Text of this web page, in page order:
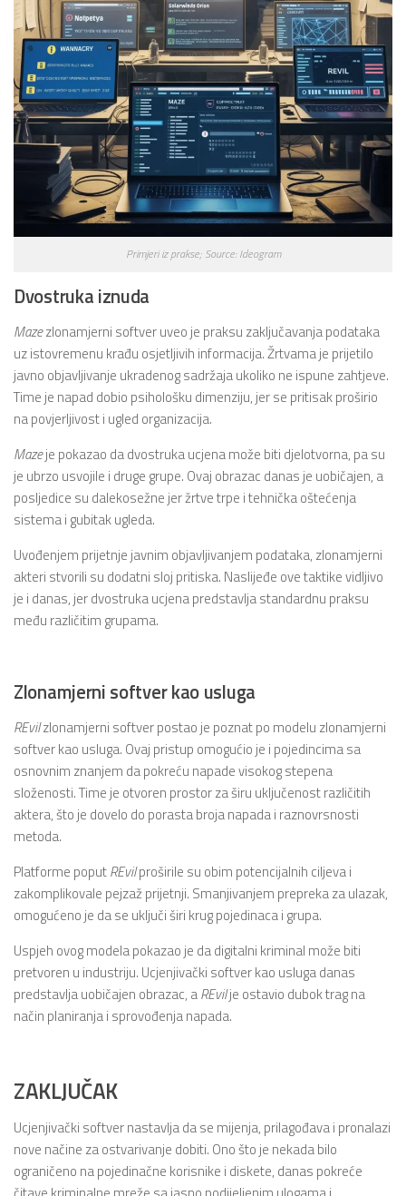
Primjeri iz prakse; Source: Ideogram
Dvostruka iznuda
Mazezlonamjerni softver uveo je praksu zaključavanja podataka
uz istovremenu krađu osjetljivih informacija. Žrtvama je prijetilo
javno objavljivanje ukradenog sadržaja ukoliko ne ispune zahtjeve.
Time je napad dobio psihološku dimenziju, jer se pritisak proširio
na povjerljivost i ugled organizacija.
Mazeje pokazao da dvostruka ucjena može biti djelotvorna, pa su
je ubrzo usvojile i druge grupe. Ovaj obrazac danas je uobičajen, a
posljedice su dalekosežne jer žrtve trpe i tehnička oštećenja
sistema i gubitak ugleda.
Uvođenjem prijetnje javnim objavljivanjem podataka, zlonamjerni
akteri stvorili su dodatni sloj pritiska. Naslijeđe ove taktike vidljivo
je i danas, jer dvostruka ucjena predstavlja standardnu praksu
među različitim grupama.
Zlonamjerni softver kao usluga
REvilzlonamjerni softver postao je poznat po modelu zlonamjerni
softver kao usluga. Ovaj pristup omogućio je i pojedincima sa
osnovnim znanjem da pokreću napade visokog stepena
složenosti. Time je otvoren prostor za širu uključenost različitih
aktera, što je dovelo do porasta broja napada i raznovrsnosti
metoda.
Platforme poputREvilproširile su obim potencijalnih ciljeva i
zakomplikovale pejzaž prijetnji. Smanjivanjem prepreka za ulazak,
omogućeno je da se uključi širi krug pojedinaca i grupa.
Uspjeh ovog modela pokazao je da digitalni kriminal može biti
pretvoren u industriju. Ucjenjivački softver kao usluga danas
predstavlja uobičajen obrazac, aREvilje ostavio dubok trag na
način planiranja i sprovođenja napada.
ZAKLJUČAK
Ucjenjivački softver nastavlja da se mijenja, prilagođava i pronalazi
nove načine za ostvarivanje dobiti. Ono što je nekada bilo
ograničeno na pojedinačne korisnike i diskete, danas pokreće